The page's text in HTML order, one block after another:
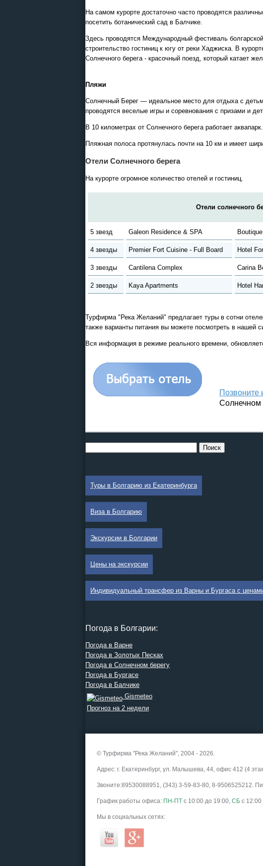
Экскурсионные программы
онлайн модуле
На самом курорте достаточно часто проводятся
посетить ботанический сад в Балчике.
Здесь проводятся Международный фестиваль
строительство гостиниц к югу от реки Хаджиска. В
Солнечного берега - красочный поезд, который катает
Пляжи
Солнечный Берег — идеальное место для отдыха с
проводятся веселые игры и соревнования с призами и
В 10 километрах от Солнечного берега работает аквапарк.
Пляжная полоса протянулась почти на 10 км и имеет
Отели Солнечного берега
На курорте огромное количество отелей и гостиниц.
Отели солнечного
5 звезд Galeon Residence & SPA
4 звезды Premier Fort Cuisine - Full Board Hotel
3 звезды Cantilena Complex Carina
2 звезды Kaya Apartments Hotel
Турфирма "Река Желаний" предлагает туры в сотни
также варианты питания вы можете посмотреть в нашей
Вся информация в режиме реального времени,
Позвоните
Солнечном
Туры в Болгарию из Екатеринбурга
Виза в Болгарию
Экскурсии в Болгарии
Цены на экскурсии
Индивидуальный трансфер из Варны и Бургаса с
Погода в Болгарии:
Погода в Варне
Погода в Золотых Песках
Погода в Солнечном берегу
Погода в Бургасе
Погода в Балчике
Gismeteo
Прогноз на 2 недели
© Турфирма "Река Желаний", 2004 - 2026.
Адрес: г. Екатеринбург, ул. Малышева, 44, офис 412 (4
Звоните:89530088951, (343) 3-59-83-80, 8-9506525212.
График работы офиса: ПН-ПТ с 10:00 до 19:00, СБ с
Мы в социальных сетях: